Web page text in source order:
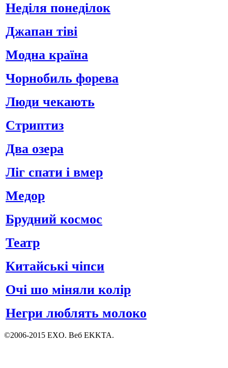
Неділя понеділок
Джапан тіві
Модна країна
Чорнобиль форева
Люди чекають
Стриптиз
Два озера
Ліг спати і вмер
Медор
Брудний космос
Театр
Китайські чіпси
Очі шо міняли колір
Негри люблять молоко
©2006-2015 EXO. Веб EKKTA.